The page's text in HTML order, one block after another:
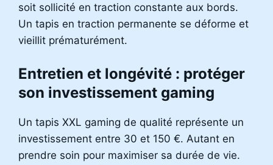
soit sollicité en traction constante aux bords.
Un tapis en traction permanente se déforme et
vieillit prématurément.
Entretien et longévité : protéger
son investissement gaming
Un tapis XXL gaming de qualité représente un
investissement entre 30 et 150 €. Autant en
prendre soin pour maximiser sa durée de vie.